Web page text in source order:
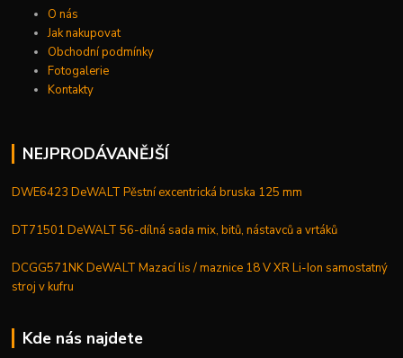
O nás
Jak nakupovat
Obchodní podmínky
Fotogalerie
Kontakty
NEJPRODÁVANĚJŠÍ
DWE6423 DeWALT Pěstní excentrická bruska 125 mm
DT71501 DeWALT 56-dílná sada mix, bitů, nástavců a vrtáků
DCGG571NK DeWALT Mazací lis / maznice 18 V XR Li-Ion samostatný
stroj v kufru
Kde nás najdete